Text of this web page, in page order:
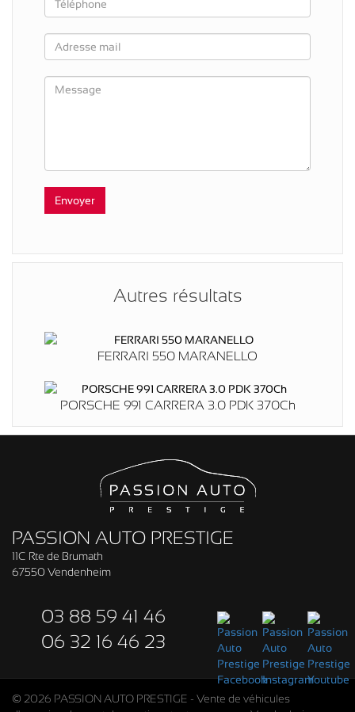
Autres résultats
FERRARI 550 MARANELLO
PORSCHE 991 CARRERA 3.0 PDK 370Ch
PASSION AUTO PRESTIGE
11C Rte de Brumath
67550 Vendenheim
03 88 59 41 46
06 32 16 46 23
© 2026 PASSION AUTO PRESTIGE - Vente de véhicules